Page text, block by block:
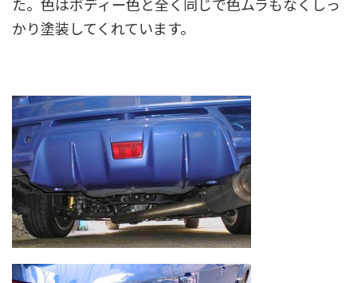
かり塗装してくれています。